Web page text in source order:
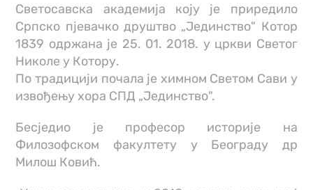
Светосавска академија коју је приредило
Српско пјевачко друштво „Јединство" Котор
1839 одржана је 25. 01. 2018. у цркви Светог
Николе у Котору.
По традицији почала је химном Светом Сави у
извођењу хора СПД „Јединство".
Бесједио је професор историје на
Филозофском факултету у Београду др
Милош Ковић.